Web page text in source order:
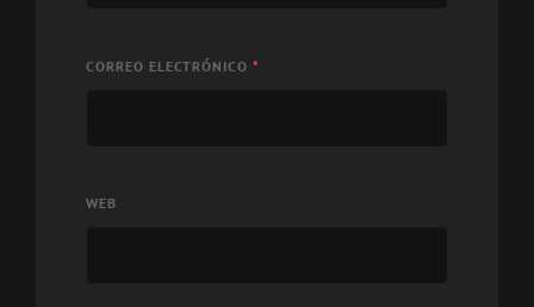
CORREO ELECTRÓNICO *
WEB